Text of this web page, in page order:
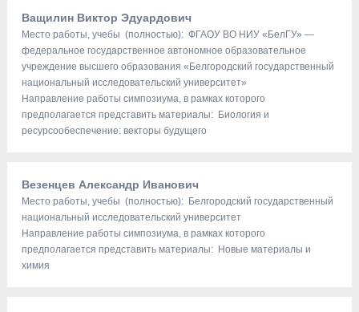
Ващилин Виктор Эдуардович
Место работы, учебы (полностью): ФГАОУ ВО НИУ «БелГУ» —
федеральное государственное автономное образовательное
учреждение высшего образования «Белгородский государственный
национальный исследовательский университет»
Направление работы симпозиума, в рамках которого
предполагается представить материалы: Биология и
ресурсообеспечение: векторы будущего
Везенцев Александр Иванович
Место работы, учебы (полностью): Белгородский государственный
национальный исследовательский университет
Направление работы симпозиума, в рамках которого
предполагается представить материалы: Новые материалы и
химия